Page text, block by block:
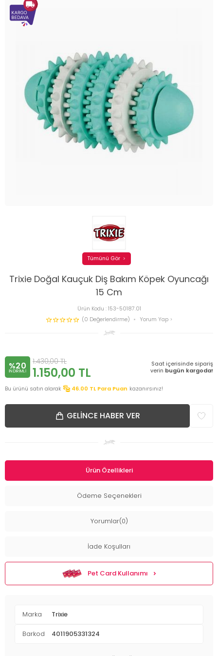
Trixie Doğal Kauçuk Diş Bakım Köpek Oyuncağı
15 Cm
Ürün Kodu :153-50187.01
(0 Değerlendirme)
Yorum Yap
Tümünü Gör
%20
INDIRIMLI
1.430,00TL
1.150,00 TL
Saat içerisinde sipariş
verin bugün kargoda!
Bu ürünü satın alarak 46.00 TL Para Puan kazanırsınız!
GELINCE HABER VER
Ürün Özellikleri
Ödeme Seçenekleri
Yorumlar(0)
İade Koşulları
Pet Card Kullanımı
Marka Trixie
Barkod 4011905331324